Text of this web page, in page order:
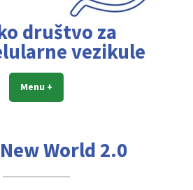
društvo za
vezikule
Menu +
World 2.0